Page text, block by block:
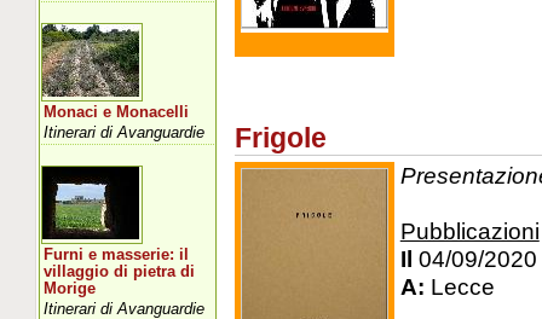
Frigole
Pubblicazioni
Il 04/09/2020
A: Lecce
Monaci e Monacelli
Itinerari di Avanguardie
Furni e masserie: il
villaggio di pietra di
Morige
Itinerari di Avanguardie